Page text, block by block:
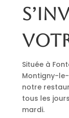
Située à
Montigny-
notre
tous les
mardi.